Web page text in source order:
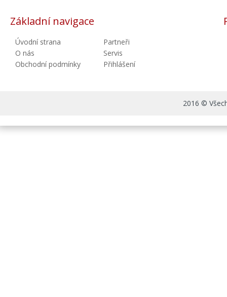
Základní navigace
Úvodní strana
O nás
Obchodní podmínky
Partneři
Servis
Přihlášení
2016 ©